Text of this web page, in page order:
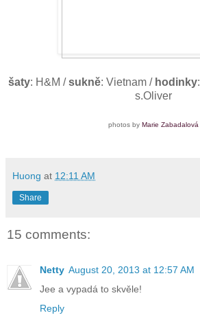
šaty: H&M /sukně: Vietnam / hodinky:
s.Oliver
photos by Marie Zabadalová
Huong at 12:11 AM
Share
15 comments:
Netty August 20, 2013 at 12:57 AM
Jee a vypadá to skvěle!
Reply